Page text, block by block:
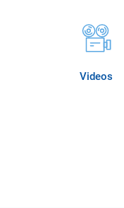
Videos